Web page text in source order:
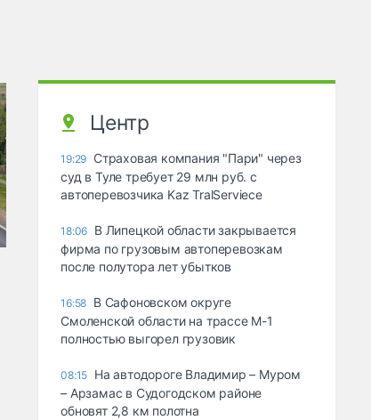
Центр
19:29 Страховая компания "Пари" через
суд в Туле требует 29 млн руб. с
автоперевозчика Kaz TralServiece
18:06 В Липецкой области закрывается
фирма по грузовым автоперевозкам
после полутора лет убытков
16:58 В Сафоновском округе
Смоленской области на трассе М-1
полностью выгорел грузовик
08:15 На автодороге Владимир – Муром
– Арзамас в Судогодском районе
обновят 2,8 км полотна